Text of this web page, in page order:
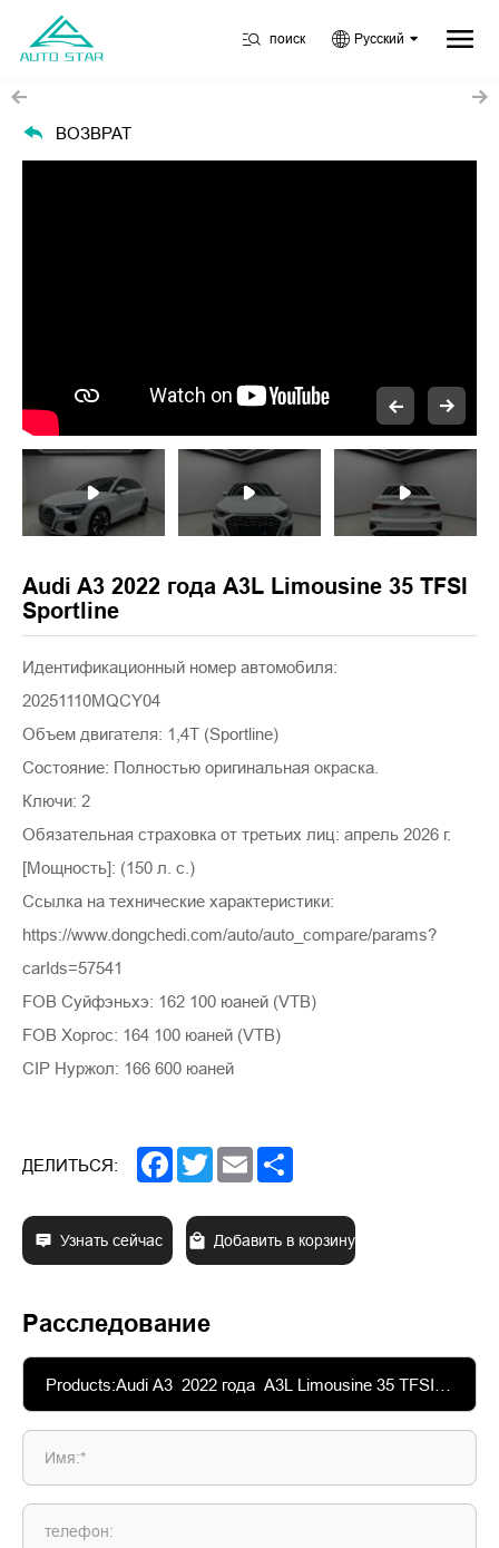
поиск Русский
ВОЗВРАТ
Audi A3 2022 года A3L Limousine 35 TFSI
Sportline
Идентификационный номер автомобиля:
20251110MQCY04
Объем двигателя: 1,4T (Sportline)
Состояние: Полностью оригинальная окраска.
Ключи: 2
Обязательная страховка от третьих лиц: апрель 2026 г.
[Мощность]: (150 л. с.)
Ссылка на технические характеристики:
https://www.dongchedi.com/auto/auto_compare/params?
carIds=57541
FOB Суйфэньхэ: 162 100 юаней (VTB)
FOB Хоргос: 164 100 юаней (VTB)
CIP Нуржол: 166 600 юаней
ДЕЛИТЬСЯ: Facebook
TwitterEmail
Узнать сейчас Добавить в корзину
Расследование
Имя:*
телефон: